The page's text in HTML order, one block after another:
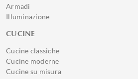
Armadi
Illuminazione
CUCINE
Cucine classiche
Cucine moderne
Cucine su misura